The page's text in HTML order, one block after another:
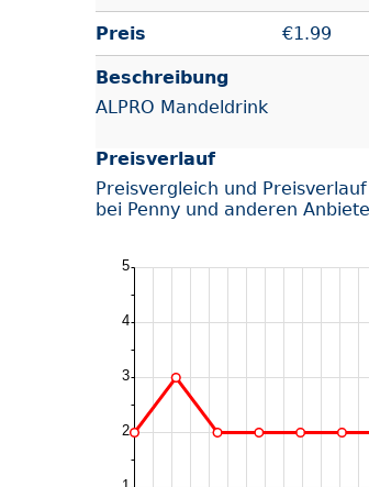
Preis €1.99
Beschreibung
ALPRO Mandeldrink
Preisverlauf
Preisvergleich und
bei Penny und anderen